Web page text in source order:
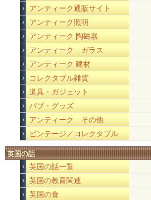
アンティーク通販サイト
アンティーク照明
アンティーク 陶磁器
アンティーク ガラス
アンティーク 建材
コレクタブル雑貨
道具・ガジェット
パブ・グッズ
アンティーク その他
ビンテージ／コレクタブル
英国の話
英国の話一覧
英国の教育関連
英国の食